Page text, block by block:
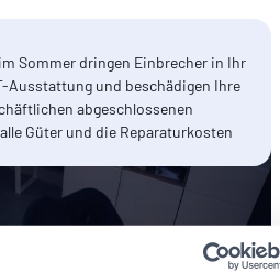
Sommer dringen Einbrecher in Ihr
und beschädigen Ihre
abgeschlossenen
Güter und die Reparaturkosten